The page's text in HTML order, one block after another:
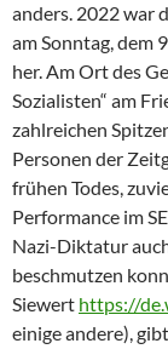
anders. 2022 war
am Sonntag, dem
her. Am Ort des
Sozialisten“ am
zahlreichen
Personen der
frühen Todes,
Performance im
Nazi-Diktatur
beschmutzen
Siewert https://
einige andere),